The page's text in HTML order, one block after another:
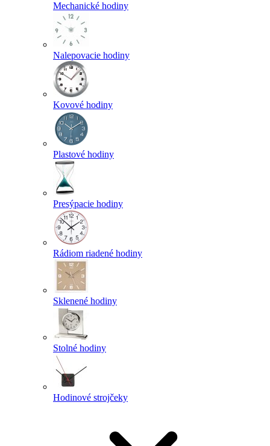
Mechanické hodiny
Nalepovacie hodiny
Kovové hodiny
Plastové hodiny
Presýpacie hodiny
Rádiom riadené hodiny
Sklenené hodiny
Stolné hodiny
Hodinové strojčeky